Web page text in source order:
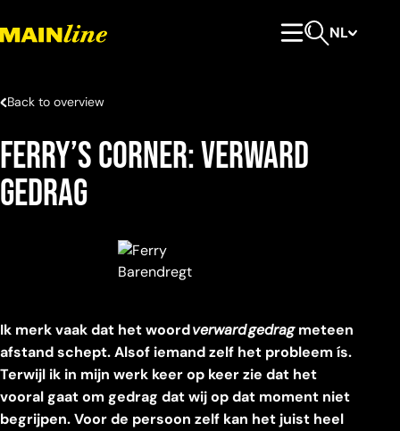
NL
Back to overview
Ferry’s Corner: Verward
gedrag
Ik merk vaak dat het woordverwardgedragmeteen
afstand schept. Alsof iemand zelf het probleem ís.
Terwijl ik in mijn werk keer op keer zie dat het
vooral gaat om gedrag dat wij op dat moment niet
begrijpen. Voor de persoon zelf kan het juist heel